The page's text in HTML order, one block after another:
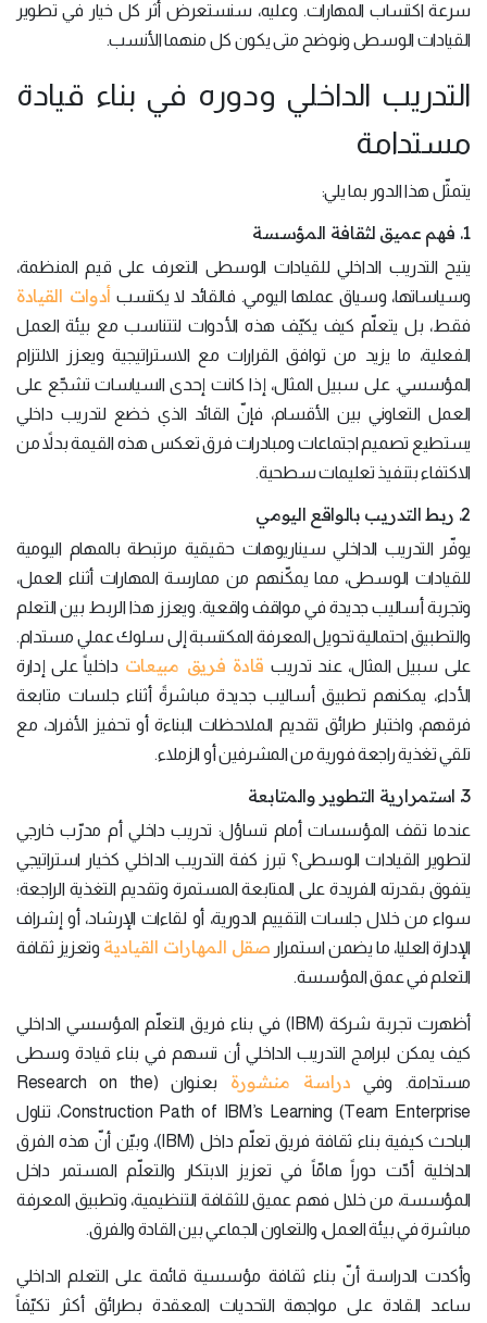
سرعة اكتساب المهارات. وعليه، سنستعرض أثر كل خيار في تطوير
القيادات الوسطى ونوضح متى يكون كل منهما الأنسب.
التدريب الداخلي ودوره في بناء قيادة
مستدامة
يتمثّل هذا الدور بما يلي:
1. فهم عميق لثقافة المؤسسة
يتيح التدريب الداخلي للقيادات الوسطى التعرف على قيم المنظمة،
وسياساتها، وسياق عملها اليومي. فالقائد لا يكتسب أدوات القيادة
فقط، بل يتعلّم كيف يكيّف هذه الأدوات لتتناسب مع بيئة العمل
الفعلية، ما يزيد من توافق القرارات مع الاستراتيجية ويعزز الالتزام
المؤسسي. على سبيل المثال، إذا كانت إحدى السياسات تشجّع على
العمل التعاوني بين الأقسام، فإنّ القائد الذي خضع لتدريب داخلي
يستطيع تصميم اجتماعات ومبادرات فرق تعكس هذه القيمة بدلاً من
الاكتفاء بتنفيذ تعليمات سطحية.
2. ربط التدريب بالواقع اليومي
يوفّر التدريب الداخلي سيناريوهات حقيقية مرتبطة بالمهام اليومية
للقيادات الوسطى، مما يمكّنهم من ممارسة المهارات أثناء العمل،
وتجربة أساليب جديدة في مواقف واقعية. ويعزز هذا الربط بين التعلم
والتطبيق احتمالية تحويل المعرفة المكتسبة إلى سلوك عملي مستدام.
على سبيل المثال، عند تدريب قادة فريق مبيعات داخلياً على إدارة
الأداء، يمكنهم تطبيق أساليب جديدة مباشرةً أثناء جلسات متابعة
فرقهم، واختبار طرائق تقديم الملاحظات البناءة أو تحفيز الأفراد، مع
تلقي تغذية راجعة فورية من المشرفين أو الزملاء.
3. استمرارية التطوير والمتابعة
عندما تقف المؤسسات أمام تساؤل: تدريب داخلي أم مدرّب خارجي
لتطوير القيادات الوسطى؟ تبرز كفة التدريب الداخلي كخيار استراتيجي
يتفوق بقدرته الفريدة على المتابعة المستمرة وتقديم التغذية الراجعة؛
سواء من خلال جلسات التقييم الدورية، أو لقاءات الإرشاد، أو إشراف
الإدارة العليا، ما يضمن استمرار صقل المهارات القيادية وتعزيز ثقافة
التعلم في عمق المؤسسة.
أظهرت تجربة شركة (IBM) في بناء فريق التعلّم المؤسسي الداخلي
كيف يمكن لبرامج التدريب الداخلي أن تسهم في بناء قيادة وسطى
مستدامة. وفي دراسة منشورة
بعنوان (Research on the
Construction Path of IBM’s Learning (Team Enterprise، تناول
الباحث كيفية بناء ثقافة فريق تعلّم داخل (IBM)، وبيّن أنّ هذه الفرق
الداخلية أدّت دوراً هامّاً في تعزيز الابتكار والتعلّم المستمر داخل
المؤسسة، من خلال فهم عميق للثقافة التنظيمية، وتطبيق المعرفة
مباشرة في بيئة العمل، والتعاون الجماعي بين القادة والفرق.
وأكدت الدراسة أنّ بناء ثقافة مؤسسية قائمة على التعلم الداخلي
ساعد القادة على مواجهة التحديات المعقدة بطرائق أكثر تكيّفاً